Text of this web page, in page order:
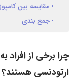
مقایسه بین
جمع بندی
چرا برخی از
ارتودنسی هستند؟